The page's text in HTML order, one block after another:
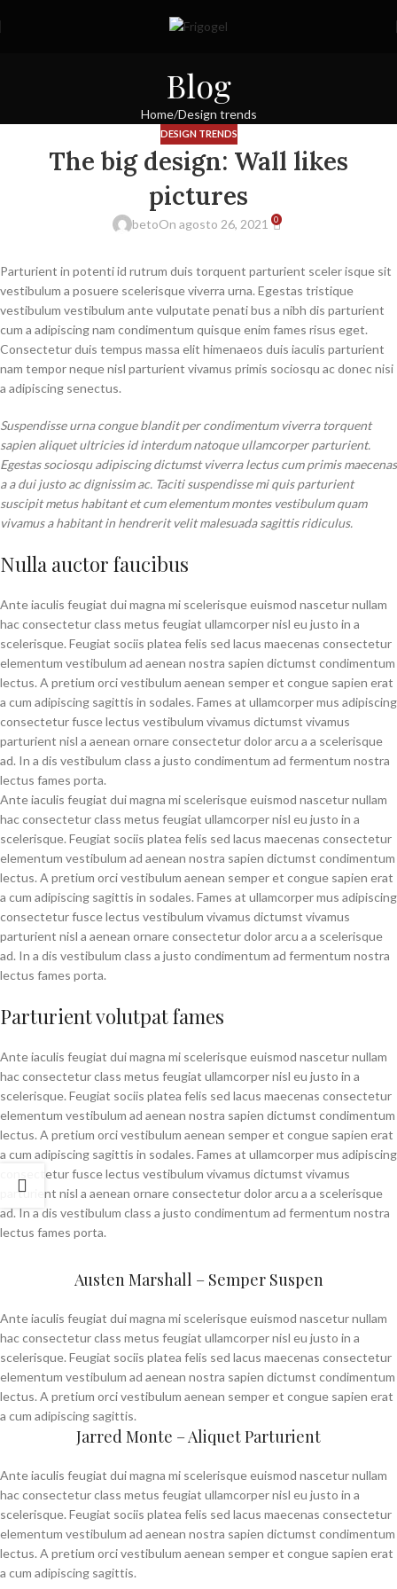
Blog
Home Design trends
DESIGN TRENDS
The big design: Wall likes
pictures
betoOn agosto 26, 2021 0
Parturient in potenti id rutrum duis torquent parturient sceler isque sit
vestibulum a posuere scelerisque viverra urna. Egestas tristique
vestibulum vestibulum ante vulputate penati bus a nibh dis parturient
cum a adipiscing nam condimentum quisque enim fames risus eget.
Consectetur duis tempus massa elit himenaeos duis iaculis parturient
nam tempor neque nisl parturient vivamus primis sociosqu ac donec nisi
a adipiscing senectus.
Suspendisse urna congue blandit per condimentum viverra torquent
sapien aliquet ultricies id interdum natoque ullamcorper parturient.
Egestas sociosqu adipiscing dictumst viverra lectus cum primis maecenas
a a dui justo ac dignissim ac. Taciti suspendisse mi quis parturient
suscipit metus habitant et cum elementum montes vestibulum quam
vivamus a habitant in hendrerit velit malesuada sagittis ridiculus.
Nulla auctor faucibus
Ante iaculis feugiat dui magna mi scelerisque euismod nascetur nullam
hac consectetur class metus feugiat ullamcorper nisl eu justo in a
scelerisque. Feugiat sociis platea felis sed lacus maecenas consectetur
elementum vestibulum ad aenean nostra sapien dictumst condimentum
lectus. A pretium orci vestibulum aenean semper et congue sapien erat
a cum adipiscing sagittis in sodales. Fames at ullamcorper mus adipiscing
consectetur fusce lectus vestibulum vivamus dictumst vivamus
parturient nisl a aenean ornare consectetur dolor arcu a a scelerisque
ad. In a dis vestibulum class a justo condimentum ad fermentum nostra
lectus fames porta.
Ante iaculis feugiat dui magna mi scelerisque euismod nascetur nullam
hac consectetur class metus feugiat ullamcorper nisl eu justo in a
scelerisque. Feugiat sociis platea felis sed lacus maecenas consectetur
elementum vestibulum ad aenean nostra sapien dictumst condimentum
lectus. A pretium orci vestibulum aenean semper et congue sapien erat
a cum adipiscing sagittis in sodales. Fames at ullamcorper mus adipiscing
consectetur fusce lectus vestibulum vivamus dictumst vivamus
parturient nisl a aenean ornare consectetur dolor arcu a a scelerisque
ad. In a dis vestibulum class a justo condimentum ad fermentum nostra
lectus fames porta.
Parturient volutpat fames
Ante iaculis feugiat dui magna mi scelerisque euismod nascetur nullam
hac consectetur class metus feugiat ullamcorper nisl eu justo in a
scelerisque. Feugiat sociis platea felis sed lacus maecenas consectetur
elementum vestibulum ad aenean nostra sapien dictumst condimentum
lectus. A pretium orci vestibulum aenean semper et congue sapien erat
a cum adipiscing sagittis in sodales. Fames at ullamcorper mus adipiscing
consectetur fusce lectus vestibulum vivamus dictumst vivamus
parturient nisl a aenean ornare consectetur dolor arcu a a scelerisque
ad. In a dis vestibulum class a justo condimentum ad fermentum nostra
lectus fames porta.
Austen Marshall – Semper Suspen
Ante iaculis feugiat dui magna mi scelerisque euismod nascetur nullam
hac consectetur class metus feugiat ullamcorper nisl eu justo in a
scelerisque. Feugiat sociis platea felis sed lacus maecenas consectetur
elementum vestibulum ad aenean nostra sapien dictumst condimentum
lectus. A pretium orci vestibulum aenean semper et congue sapien erat
a cum adipiscing sagittis.
Jarred Monte – Aliquet Parturient
Ante iaculis feugiat dui magna mi scelerisque euismod nascetur nullam
hac consectetur class metus feugiat ullamcorper nisl eu justo in a
scelerisque. Feugiat sociis platea felis sed lacus maecenas consectetur
elementum vestibulum ad aenean nostra sapien dictumst condimentum
lectus. A pretium orci vestibulum aenean semper et congue sapien erat
a cum adipiscing sagittis.